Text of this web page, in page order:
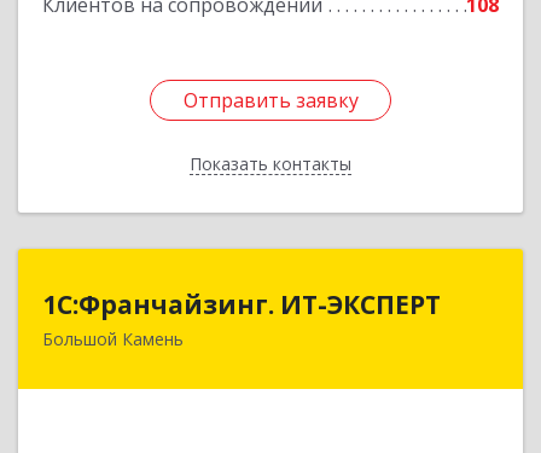
Отправить заявку
Показать контакты
Отправить заявку
Назад
1С:Франчайзинг. ИТ-ЭКСПЕРТ
Большой Камень
1С:Франчайзинг. ИТ-ЭКСПЕРТ
692806, Приморский край, Большой Камень г,